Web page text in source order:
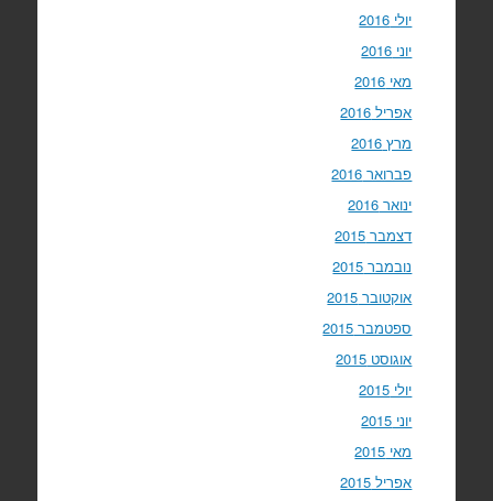
יולי 2016
יוני 2016
מאי 2016
אפריל 2016
מרץ 2016
פברואר 2016
ינואר 2016
דצמבר 2015
נובמבר 2015
אוקטובר 2015
ספטמבר 2015
אוגוסט 2015
יולי 2015
יוני 2015
מאי 2015
אפריל 2015